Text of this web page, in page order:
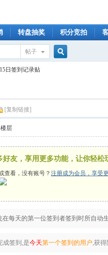
转盘抽奖 积分竞拍
帖子
日签到记录贴
[复制链接]
层
友，享用更多功能，让你轻松
查看，没有账号？注册成为会员，享受
每天的第一位签到者签到时所自动
成签到,是今天第一个签到的用户,获